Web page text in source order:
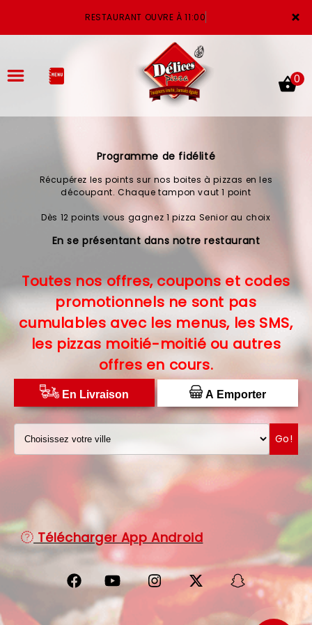
×
RESTAURANT OUVRE À 11:00
LA CARTE
VOTRE COMPTE
VOS AVIS
MENTIONS LÉGALES
C.G.V
PROTECTION DES DONNÉES
DISTRIBUTEUR DE PIZZAS
0
Programme de fidélité
Récupérez les points sur nos boites à pizzas en les
découpant. Chaque tampon vaut 1 point
Dès 12 points vous gagnez 1 pizza Senior au choix
En se présentant dans notre restaurant
Toutes nos offres, coupons et codes
promotionnels ne sont pas
cumulables avec les menus, les SMS,
les pizzas moitié-moitié ou autres
offres en cours.
En Livraison A Emporter
Go!
Télécharger App Android